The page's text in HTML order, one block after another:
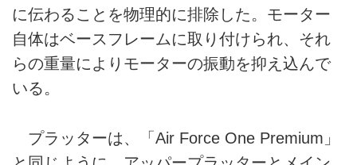
に伝わることを物理的に排除した。モーター
自体はベースフレームに取り付けられ、それ
らの重量によりモーターの振動を抑え込んで
いる。
プラッターは、「Air Force One Premium」